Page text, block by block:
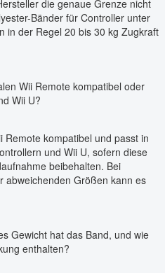
die genaue Grenze nicht
Bänder für Controller unter
in der Regel 20 bis 30 kg Zugkraft
Wii Remote kompatibel oder
Wii U?
Remote kompatibel und passt in
und Wii U, sofern diese
beibehalten. Bei
abweichenden Größen kann es
Gewicht hat das Band, und wie
enthalten?